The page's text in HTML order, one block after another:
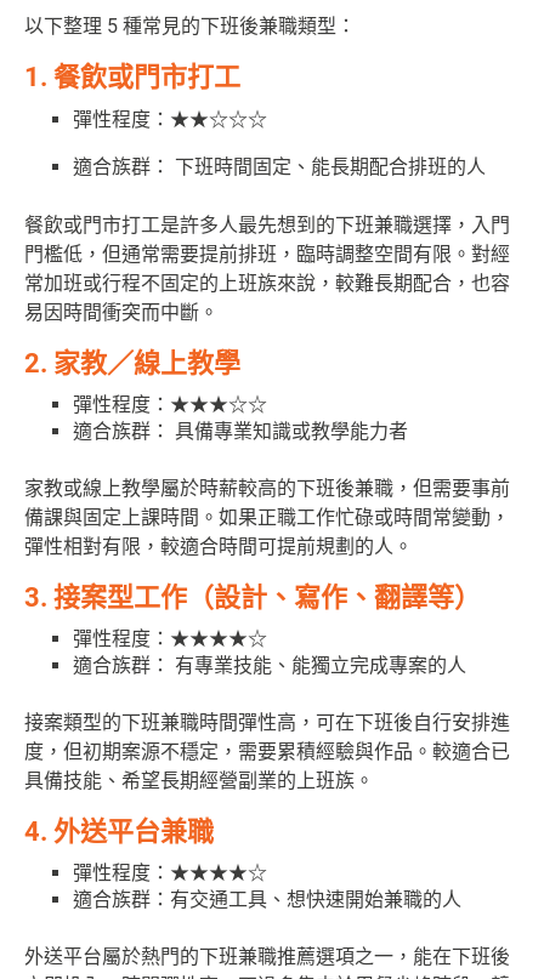
以下整理 5 種常見的下班後兼職類型：
1. 餐飲或門市打工
彈性程度：★★☆☆☆
適合族群： 下班時間固定、能長期配合排班的人
餐飲或門市打工是許多人最先想到的下班兼職選擇，入門
門檻低，但通常需要提前排班，臨時調整空間有限。 對經
常加班或行程不固定的上班族來說，較難長期配合，也容
易因時間衝突而中斷。
2. 家教／線上教學
彈性程度：★★★☆☆
適合族群： 具備專業知識或教學能力者
家教或線上教學屬於時薪較高的下班後兼職，但需要事前
備課與固定上課時間。如果正職工作忙碌或時間常變動，
彈性相對有限，較適合時間可提前規劃的人。
3. 接案型工作（設計、寫作、翻譯等）
彈性程度：★★★★☆
適合族群： 有專業技能、能獨立完成專案的人
接案類型的下班兼職時間彈性高，可在下班後自行安排進
度，但初期案源不穩定，需要累積經驗與作品。較適合已
具備技能、希望長期經營副業的上班族。
4. 外送平台兼職
彈性程度：★★★★☆
適合族群：有交通工具、想快速開始兼職的人
外送平台屬於熱門的下班兼職推薦選項之一，能在下班後